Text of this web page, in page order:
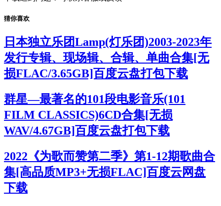
猜你喜欢
日本独立乐团Lamp(灯乐团)2003-2023年
发行专辑、现场辑、合辑、单曲合集[无
损FLAC/3.65GB]百度云盘打包下载
群星—最著名的101段电影音乐(101
FILM CLASSICS)6CD合集[无损
WAV/4.67GB]百度云盘打包下载
2022《为歌而赞第二季》第1-12期歌曲合
集[高品质MP3+无损FLAC]百度云网盘
下载